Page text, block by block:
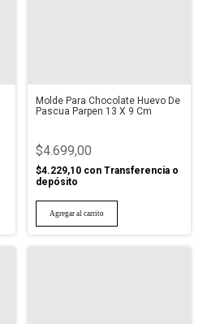
Molde Para Chocolate Huevo De
Pascua Parpen 13 X 9 Cm
$4.699,00
$4.229,10 con Transferencia o
depósito